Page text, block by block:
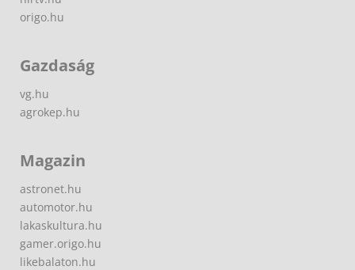
origo.hu
Gazdaság
vg.hu
agrokep.hu
Magazin
astronet.hu
automotor.hu
lakaskultura.hu
gamer.origo.hu
likebalaton.hu